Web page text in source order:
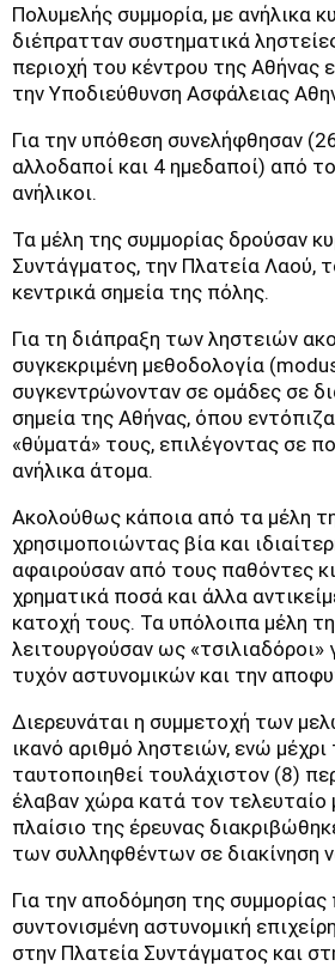
Πολυμελής συμμορία, με ανήλικα
διέπρατταν συστηματικά
περιοχή του κέντρου της Αθήνας
την Υποδιεύθυνση Ασφάλειας
Για την υπόθεση συνελήφθησαν
αλλοδαποί και 4 ημεδαποί) από
ανήλικοι.
Τα μέλη της συμμορίας δρούσαν
Συντάγματος, την Πλατεία Λαού,
κεντρικά σημεία της πόλης.
Για τη διάπραξη των ληστειών
συγκεκριμένη μεθοδολογία
συγκεντρώνονταν σε ομάδες σε
σημεία της Αθήνας, όπου
«θύματά» τους, επιλέγοντας σε
ανήλικα άτομα.
Ακολούθως κάποια από τα μέλη
χρησιμοποιώντας βία και
αφαιρούσαν από τους παθόντες
χρηματικά ποσά και άλλα
κατοχή τους. Τα υπόλοιπα μέλη
λειτουργούσαν ως «τσιλιαδόροι»
τυχόν αστυνομικών και την
Διερευνάται η συμμετοχή των
ικανό αριθμό ληστειών, ενώ
ταυτοποιηθεί τουλάχιστον (8)
έλαβαν χώρα κατά τον τελευταίο
πλαίσιο της έρευνας
των συλληφθέντων σε διακίνηση
Για την αποδόμηση της
συντονισμένη αστυνομική
στην Πλατεία Συντάγματος και